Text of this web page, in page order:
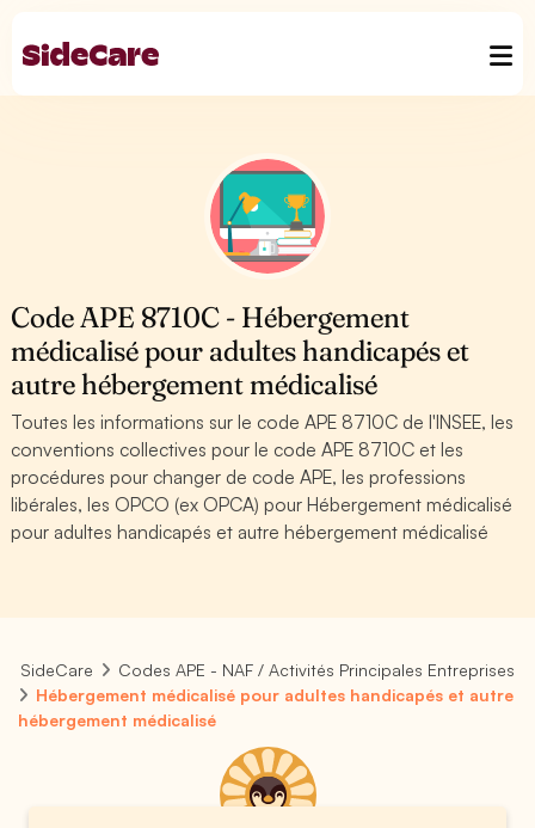
Code APE 8710C - Hébergement
médicalisé pour adultes handicapés et
autre hébergement médicalisé
Toutes les informations sur le code APE 8710C de l'INSEE, les
conventions collectives pour le code APE 8710C et les
procédures pour changer de code APE, les professions
libérales, les OPCO (ex OPCA) pour Hébergement médicalisé
pour adultes handicapés et autre hébergement médicalisé
SideCare
Codes APE - NAF / Activités Principales Entreprises
Hébergement médicalisé pour adultes handicapés et autre
hébergement médicalisé